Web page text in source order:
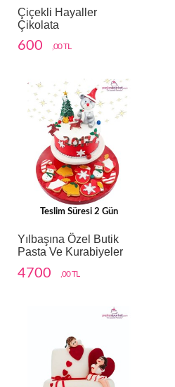
Çiçekli Hayaller
Çikolata
600 ,00 TL
Teslim Süresi 2 Gün
Yılbaşına Özel Butik
Pasta Ve Kurabiyeler
4700 ,00 TL